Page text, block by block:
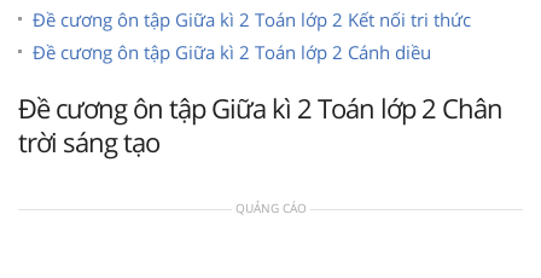
Đề cương ôn tập Giữa kì 2 Toán lớp 2 Kết nối tri thức
Đề cương ôn tập Giữa kì 2 Toán lớp 2 Cánh diều
Đề cương ôn tập Giữa kì 2 Toán lớp 2 Chân
trời sáng tạo
QUẢNG CÁO